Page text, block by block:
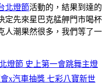
北燈節活動的，結果到達的
定先來星巴克艋舺門市喝杯
人潮果然很多，我們等了一
北燈節 史上第一會跳舞主燈
x汽車抽獎 七彩八寶新世